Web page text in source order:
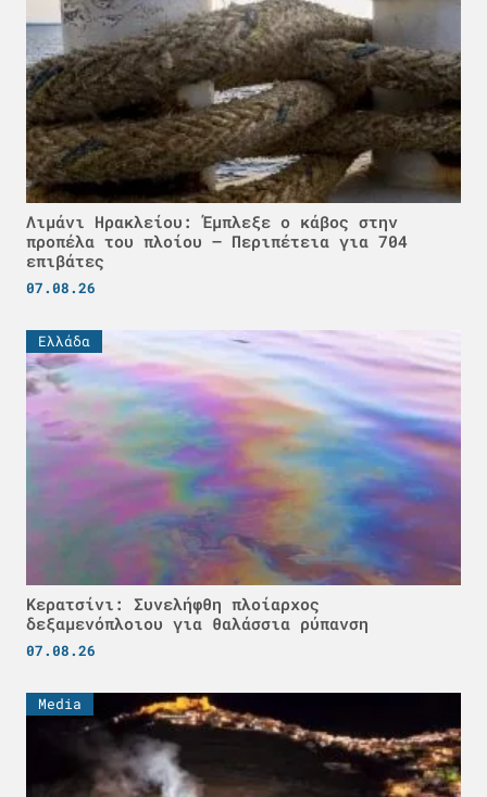
Λιμάνι Ηρακλείου: Έμπλεξε ο κάβος στην
προπέλα του πλοίου – Περιπέτεια για 704
επιβάτες
07.08.26
Ελλάδα
Κερατσίνι: Συνελήφθη πλοίαρχος
δεξαμενόπλοιου για θαλάσσια ρύπανση
07.08.26
Media